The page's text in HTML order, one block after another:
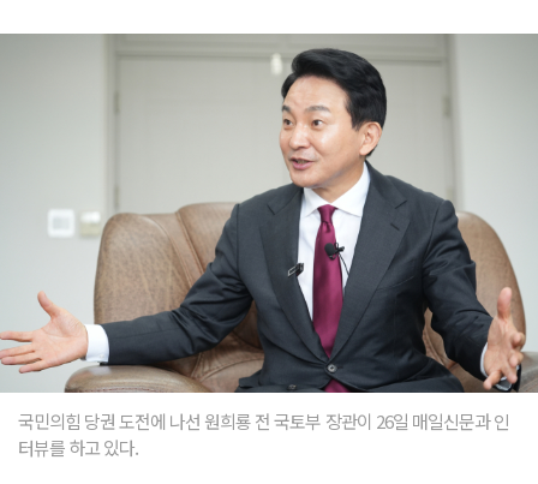
국민의힘 당권 도전에 나선 원희룡 전 국토부 장관이 26일 매일신문과 인
터뷰를 하고 있다.